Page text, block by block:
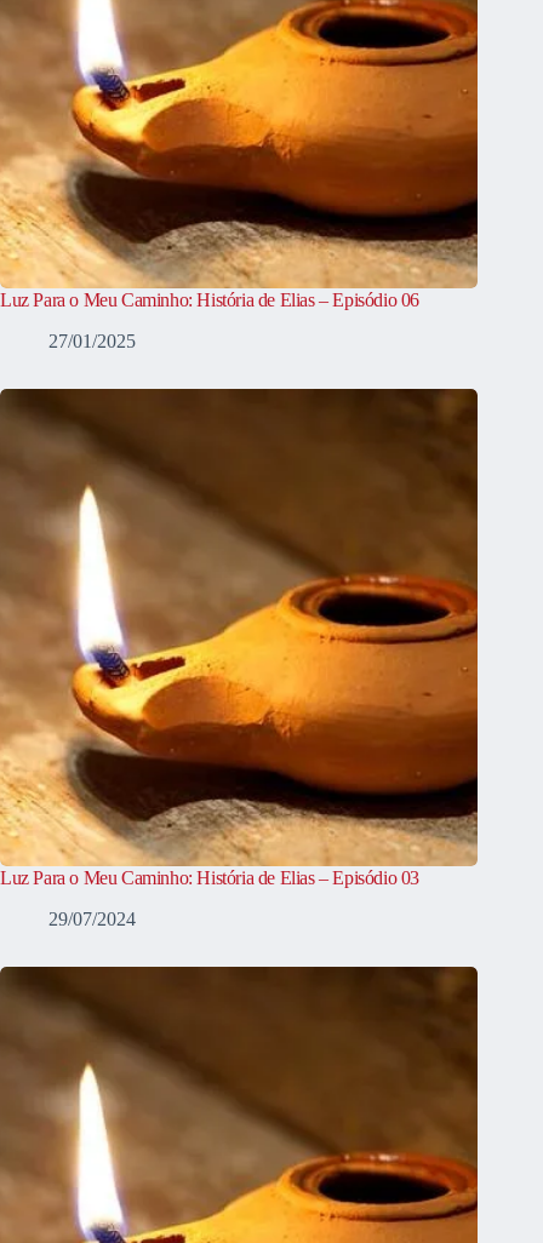
Luz Para o Meu Caminho: História de Elias – Episódio 06
27/01/2025
Luz Para o Meu Caminho: História de Elias – Episódio 03
29/07/2024